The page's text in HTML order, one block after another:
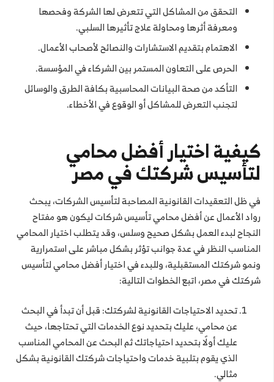
التحقق من المشاكل التي تتعرض لها الشركة وفحصها
ومعرفة أثرها ومحاولة علاج تأثيرها السلبي.
الاهتمام بتقديم الاستشارات والنصائح لأصحاب الأعمال.
الحرص على التعاون المستمر بين الشركاء في المؤسسة.
التأكد من صحة البيانات المحاسبية بكافة الطرق والوسائل
لتجنب التعرض للمشاكل أو الوقوع في الأخطاء.
كيفية اختيار أفضل محامي
لتأسيس شركتك في مصر
في ظل التعقيدات القانونية المصاحبة لتأسيس الشركات، يبحث
رواد الأعمال عن أفضل محامي تأسيس شركات ليكون هو مفتاح
النجاح لبدء العمل بشكل صحيح وسلس، وقد يتطلب اختيار المحامي
المناسب النظر في عدة جوانب تؤثر بشكل مباشر على استمرارية
ونمو شركتك المستقبلية، وللبدء في اختيار أفضل محامي لتأسيس
شركتك في مصر، اتبع الخطوات التالية:
تحديد الاحتياجات القانونية لشركتك: قبل أن تبدأ في البحث
عن محامي، عليك بتحديد نوع الخدمات التي تحتاجها، حيث
عليك أولًا بتحديد احتياجاتك ثم البحث عن المحامي المناسب
الذي يقوم بتلبية خدمات واحتياجات شركتك القانونية بشكل
مثالي.